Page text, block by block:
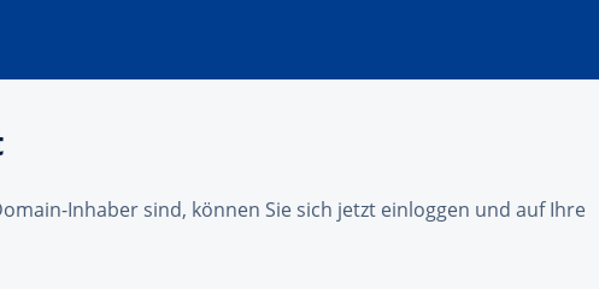
Inhaber sind, können Sie sich jetzt einloggen und auf Ihre